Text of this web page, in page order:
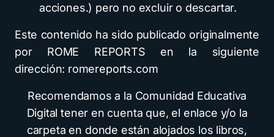
acciones.) pero no excluir o descartar.
Este contenido ha sido publicado originalmente
por ROME REPORTS en la siguiente
dirección: romereports.com
Recomendamos a la Comunidad Educativa
Digital tener en cuenta que, el enlace y/o la
carpeta en donde están alojados los libros,